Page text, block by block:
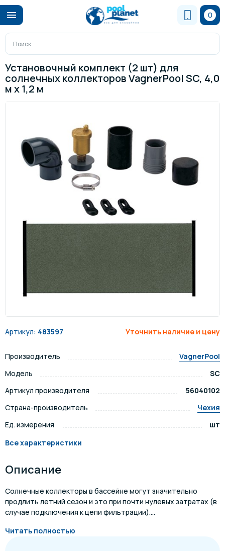
0
Установочный комплект (2 шт) для
солнечных коллекторов VagnerPool SC, 4,0
м x 1,2 м
Артикул: 483597 Уточнить наличие и цену
Производитель
VagnerPool
Модель
SC
Артикул производителя
56040102
Страна-производитель
Чехия
Ед. измерения
шт
Все характеристики
Описание
Солнечные коллекторы в бассейне могут значительно
продлить летний сезон и это при почти нулевых затратах (в
случае подключения к цепи фильтрации)....
Читать полностью